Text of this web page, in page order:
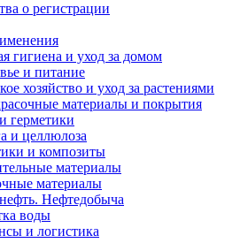
о регистрации
гигиена и уход за домом
и питание
хозяйство и уход за растениями
материалы и покрытия
герметики
и целлюлоза
и композиты
материалы
материалы
Нефтедобыча
воды
и логистика